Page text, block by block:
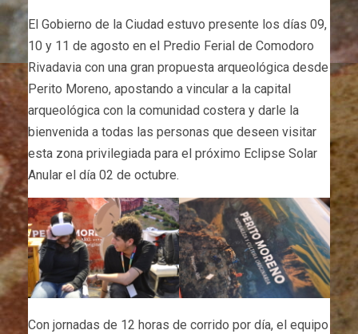
El Gobierno de la Ciudad estuvo presente los días 09,
10 y 11 de agosto en el Predio Ferial de Comodoro
Rivadavia con una gran propuesta arqueológica desde
Perito Moreno, apostando a vincular a la capital
arqueológica con la comunidad costera y darle la
bienvenida a todas las personas que deseen visitar
esta zona privilegiada para el próximo Eclipse Solar
Anular el día 02 de octubre.
Con jornadas de 12 horas de corrido por día, el equipo